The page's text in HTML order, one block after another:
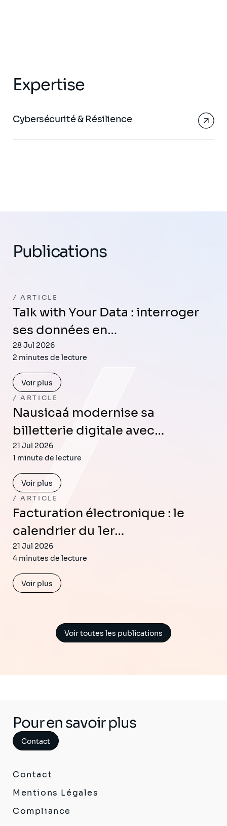
Expertise
Cybersécurité & Résilience
Publications
ARTICLE
Talk with Your Data : interroger
ses données en…
28 Jul 2026
2 minutes de lecture
Voir plus
ARTICLE
Nausicaá modernise sa
billetterie digitale avec…
21 Jul 2026
1 minute de lecture
Voir plus
ARTICLE
Facturation électronique : le
calendrier du 1er…
21 Jul 2026
4 minutes de lecture
Voir plus
Voir toutes les publications
Pour en savoir plus
Contact
Contact
Mentions Légales
Compliance